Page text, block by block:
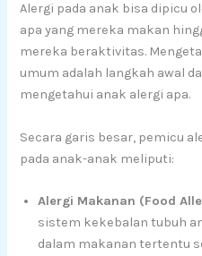
Alergi pada anak bisa dipicu
apa yang mereka makan
mereka beraktivitas.
umum adalah langkah awal
mengetahui anak alergi apa.
Secara garis besar, pemicu
pada anak-anak meliputi:
Alergi Makanan (Food
sistem kekebalan tubuh
dalam makanan tertentu